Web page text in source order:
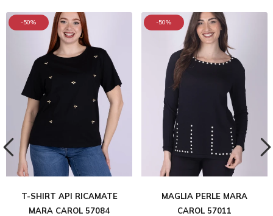
-50%
T-SHIRT API RICAMATE
MARA CAROL 57084
-50%
MAGLIA PERLE MARA
CAROL 57011